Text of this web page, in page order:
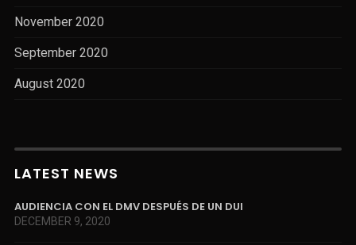
November 2020
September 2020
August 2020
LATEST NEWS
AUDIENCIA CON EL DMV DESPUÉS DE UN DUI
DECEMBER 9, 2020